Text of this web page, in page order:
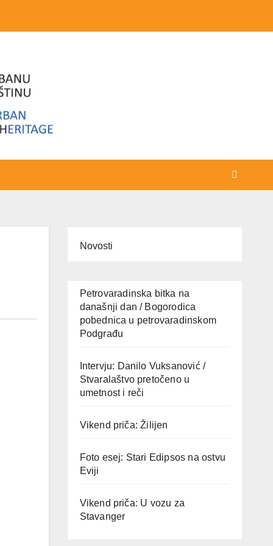
Novosti
Petrovaradinska bitka na
današnji dan / Bogorodica
pobednica u petrovaradinskom
Podgrađu
Intervju: Danilo Vuksanović /
Stvaralaštvo pretočeno u
umetnost i reči
Vikend priča: Žilijen
Foto esej: Stari Edipsos na ostvu
Eviji
Vikend priča: U vozu za
Stavanger